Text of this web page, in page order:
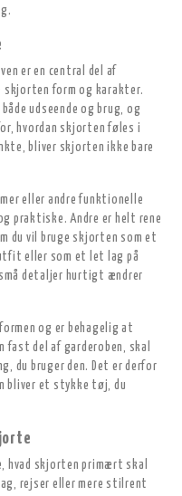
er en central del af
skjorten form og karakter.
udseende og brug, og
hvordan skjorten føles i
bliver skjorten ikke bare
eller andre funktionelle
praktiske. Andre er helt rene
du vil bruge skjorten som et
eller som et let lag på
detaljer hurtigt ændrer
og er behagelig at
fast del af garderoben, skal
du bruger den. Det er derfor
bliver et stykke tøj, du
hvad skjorten primært skal
rejser eller mere stilrent